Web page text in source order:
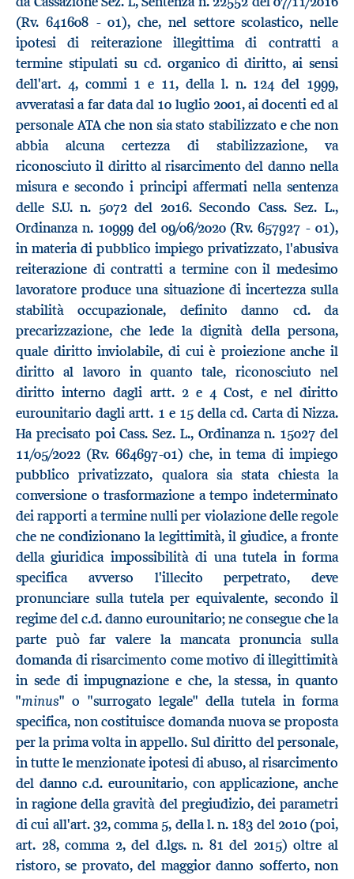
(Rv. 641608 - 01), che, nel settore scolastico, nelle
ipotesi di reiterazione illegittima di contratti a
termine stipulati su cd. organico di diritto, ai sensi
dell'art. 4, commi 1 e 11, della l. n. 124 del 1999,
avveratasi a far data dal 10 luglio 2001, ai docenti ed al
personale ATA che non sia stato stabilizzato e che non
abbia alcuna certezza di stabilizzazione, va
riconosciuto il diritto al risarcimento del danno nella
misura e secondo i principi affermati nella sentenza
delle S.U. n. 5072 del 2016. Secondo Cass. Sez. L.,
Ordinanza n. 10999 del 09/06/2020 (Rv. 657927 - 01),
in materia di pubblico impiego privatizzato, l'abusiva
reiterazione di contratti a termine con il medesimo
lavoratore produce una situazione di incertezza sulla
stabilità occupazionale, definito danno cd. da
precarizzazione, che lede la dignità della persona,
quale diritto inviolabile, di cui è proiezione anche il
diritto al lavoro in quanto tale, riconosciuto nel
diritto interno dagli artt. 2 e 4 Cost, e nel diritto
eurounitario dagli artt. 1 e 15 della cd. Carta di Nizza.
Ha precisato poi Cass. Sez. L., Ordinanza n. 15027 del
11/05/2022 (Rv. 664697-01) che, in tema di impiego
pubblico privatizzato, qualora sia stata chiesta la
conversione o trasformazione a tempo indeterminato
dei rapporti a termine nulli per violazione delle regole
che ne condizionano la legittimità, il giudice, a fronte
della giuridica impossibilità di una tutela in forma
specifica avverso l'illecito perpetrato, deve
pronunciare sulla tutela per equivalente, secondo il
regime del c.d. danno eurounitario; ne consegue che la
parte può far valere la mancata pronuncia sulla
domanda di risarcimento come motivo di illegittimità
in sede di impugnazione e che, la stessa, in quanto
"minus" o "surrogato legale" della tutela in forma
specifica, non costituisce domanda nuova se proposta
per la prima volta in appello. Sul diritto del personale,
in tutte le menzionate ipotesi di abuso, al risarcimento
del danno c.d. eurounitario, con applicazione, anche
in ragione della gravità del pregiudizio, dei parametri
di cui all'art. 32, comma 5, della l. n. 183 del 2010 (poi,
art. 28, comma 2, del d.lgs. n. 81 del 2015) oltre al
ristoro, se provato, del maggior danno sofferto, non